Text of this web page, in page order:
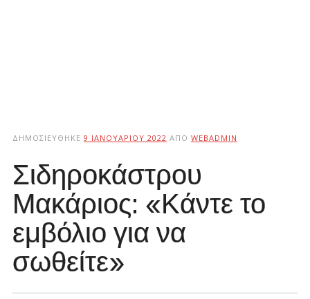
ΔΗΜΟΣΙΕΎΘΗΚΕ 9 ΙΑΝΟΥΑΡΊΟΥ 2022 ΑΠΌ WEBADMIN
Σιδηροκάστρου
Μακάριος: «Κάντε το
εμβόλιο για να
σωθείτε»